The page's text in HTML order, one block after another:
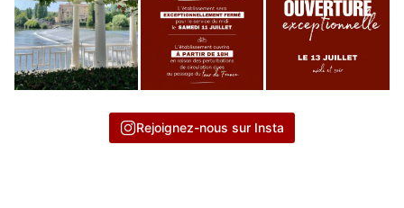
Rejoignez-nous sur Insta